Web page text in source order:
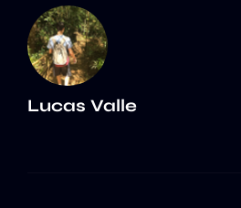
Lucas Valle